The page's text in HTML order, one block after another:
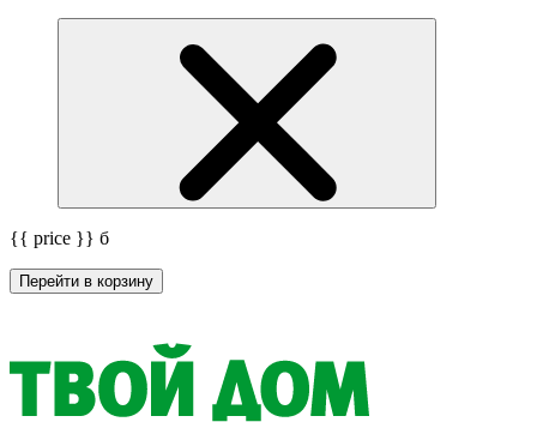
{{ price }} б
Перейти в корзину